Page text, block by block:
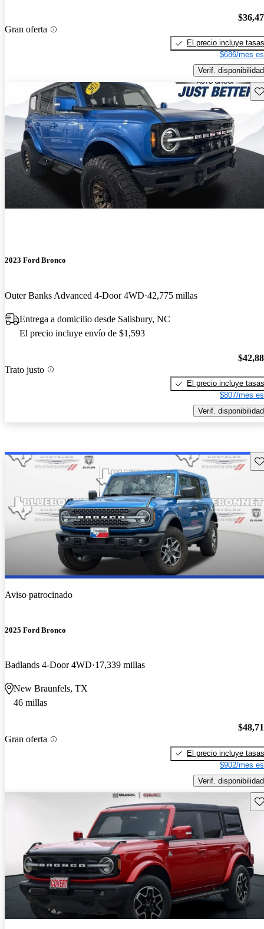
Gran oferta
El precio incluye tasas
$686/mes
Verif. disponibilidad
2023 Ford Bronco
Outer Banks Advanced 4-Door 4WD 42,775 millas
Entrega a domicilio desde Salisbury, NC
El precio incluye envío de $1,593
Trato justo
El precio incluye tasas
$807/mes
Verif. disponibilidad
Aviso patrocinado
2025 Ford Bronco
Badlands 4-Door 4WD 17,339 millas
New Braunfels, TX
46 millas
Gran oferta
El precio incluye tasas
$902/mes
Verif. disponibilidad